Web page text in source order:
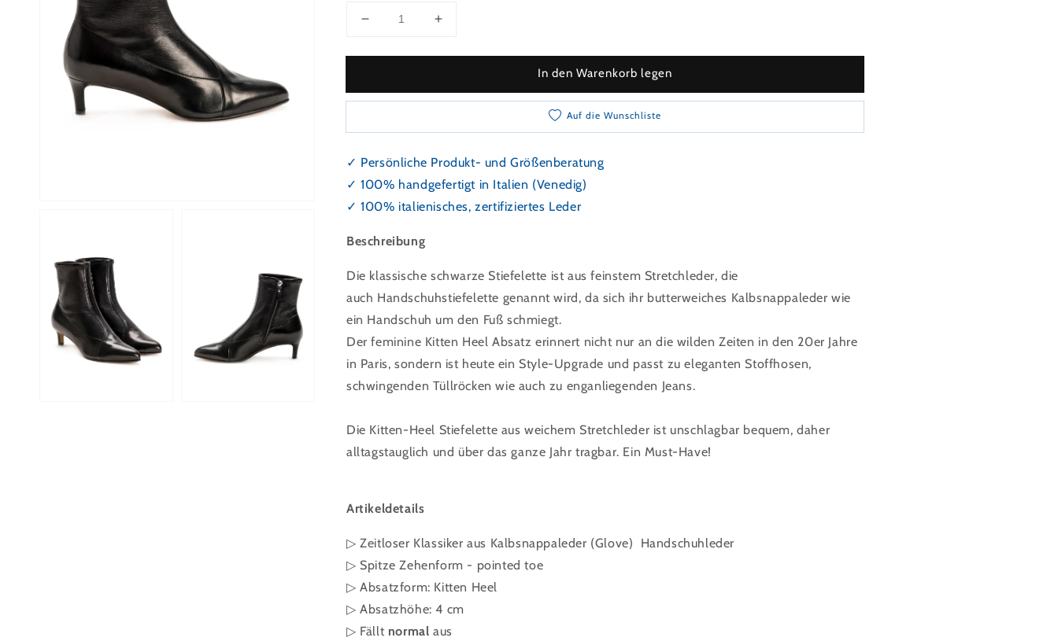
Medien 2 in Galerieansicht öffnenMedien 3 in Galerieansicht öffnen
Verringeren Sie die Menge für Stiefelette mit Kittenheels in Schwarz
Erhöhen Sie die Menge für Stiefelette mit Kittenheels in Schwarz
In den Warenkorb legen
Auf die Wunschliste
✓ Persönliche Produkt- und Größenberatung
✓ 100% handgefertigt in Italien (Venedig)
✓ 100% italienisches, zertifiziertes Leder
Beschreibung
Die klassische schwarze Stiefelette ist aus feinstem Stretchleder, die
auch Handschuhstiefelette genannt wird, da sich ihr butterweiches Kalbsnappaleder wie
ein Handschuh um den Fuß schmiegt.
Der feminine Kitten Heel Absatz erinnert nicht nur an die wilden Zeiten in den 20er Jahre
in Paris, sondern ist heute ein Style-Upgrade und passt zu eleganten Stoffhosen,
schwingenden Tüllröcken wie auch zu enganliegenden Jeans.
Die Kitten-Heel Stiefelette aus weichem Stretchleder ist unschlagbar bequem, daher
alltagstauglich und über das ganze Jahr tragbar. Ein Must-Have!
Artikeldetails
▷ Zeitloser Klassiker aus Kalbsnappaleder (Glove) Handschuhleder
▷ Spitze Zehenform - pointed toe
▷ Absatzform: Kitten Heel
▷ Absatzhöhe: 4 cm
▷ Fällt normalaus